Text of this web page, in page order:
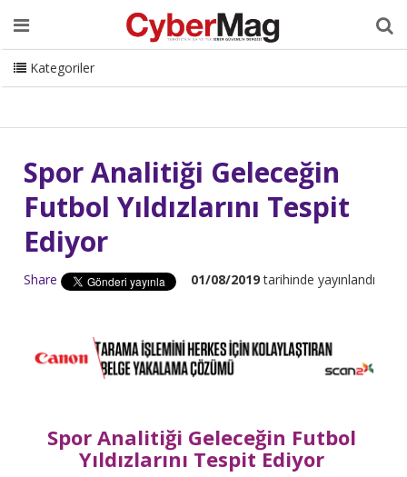
Ana Sayfa Hakkımızda Dergi Editörden
Danışmanlık
ISC Turkey Sizden Gelenler
İletişim
CyberMag Logo
Kategoriler
Spor Analitiği Geleceğin
Futbol Yıldızlarını Tespit
Ediyor
Share 01/08/2019tarihinde yayınlandı
Spor Analitiği Geleceğin Futbol
Yıldızlarını Tespit Ediyor